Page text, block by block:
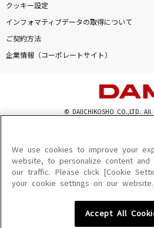
クッキー設定
インフォマティブデータの取得について
ご契約方法
企業情報（コーポレートサイト）
© DAIICHIKOSHO CO.,LTD. All
このサイトに掲載されている一切の文章・画像・
を問わず、著作権法の定める範囲を超えて無断で
を禁じます。
楽曲及びコンテンツは、機種によりご利用いただ
楽曲及びコンテンツの配信日、配信内容が変更に
We use cookies to improve your
website, to personalize content and
our traffic. Please click [Cookie
your cookie settings on our website.
Accept All